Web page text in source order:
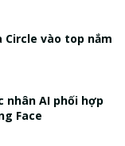
Circle vào top nắm
nhân AI phối hợp
Face